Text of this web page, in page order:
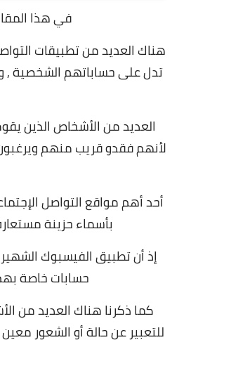
في هذا
هناك العديد من تطبيقات
تدل على حساباتهم الشخصية ,
العديد من الأشخاص الذين
لأنهم فقدو قريب منهم
أحد أهم مواقع التواصل
بأسماء حزينة
إذ أن تطبيق الفيسبوك
حسابات خاصة
كما ذكرنا هناك العديد من
للتعبير عن حالة أو الشعور